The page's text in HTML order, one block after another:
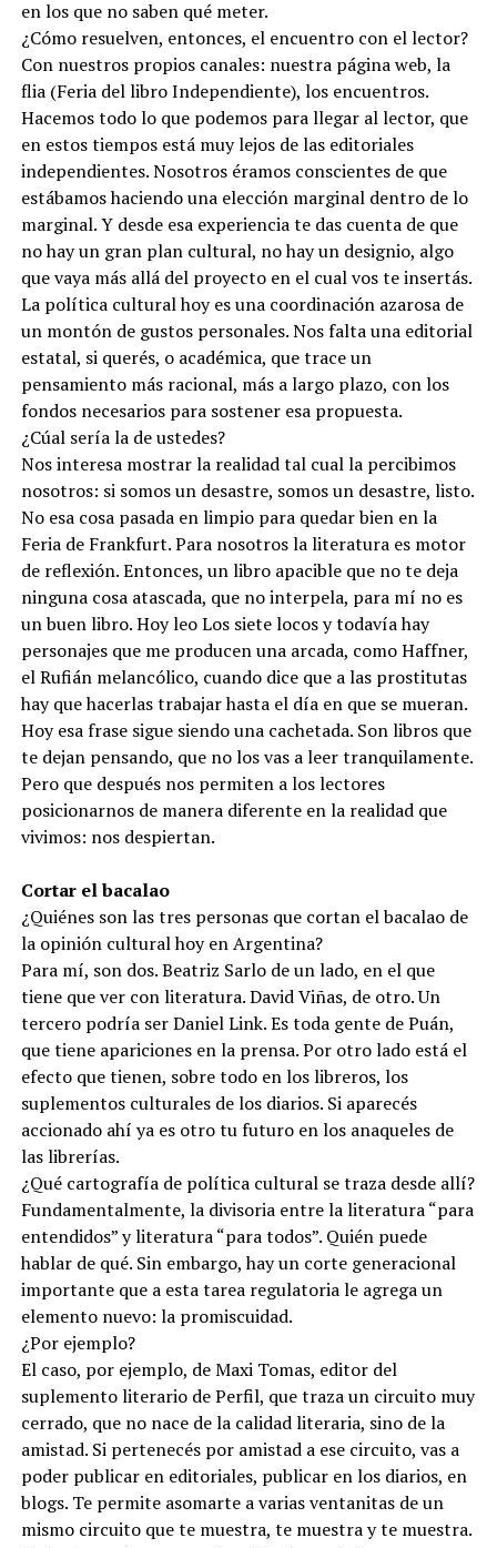
en los que no saben qué meter.
¿Cómo resuelven, entonces, el encuentro con el lector?
Con nuestros propios canales: nuestra página web, la
flia (Feria del libro Independiente), los encuentros.
Hacemos todo lo que podemos para llegar al lector, que
en estos tiempos está muy lejos de las editoriales
independientes. Nosotros éramos conscientes de que
estábamos haciendo una elección marginal dentro de lo
marginal. Y desde esa experiencia te das cuenta de que
no hay un gran plan cultural, no hay un designio, algo
que vaya más allá del proyecto en el cual vos te insertás.
La política cultural hoy es una coordinación azarosa de
un montón de gustos personales. Nos falta una editorial
estatal, si querés, o académica, que trace un
pensamiento más racional, más a largo plazo, con los
fondos necesarios para sostener esa propuesta.
¿Cúal sería la de ustedes?
Nos interesa mostrar la realidad tal cual la percibimos
nosotros: si somos un desastre, somos un desastre, listo.
No esa cosa pasada en limpio para quedar bien en la
Feria de Frankfurt. Para nosotros la literatura es motor
de reflexión. Entonces, un libro apacible que no te deja
ninguna cosa atascada, que no interpela, para mí no es
un buen libro. Hoy leo Los siete locos y todavía hay
personajes que me producen una arcada, como Haffner,
el Rufián melancólico, cuando dice que a las prostitutas
hay que hacerlas trabajar hasta el día en que se mueran.
Hoy esa frase sigue siendo una cachetada. Son libros que
te dejan pensando, que no los vas a leer tranquilamente.
Pero que después nos permiten a los lectores
posicionarnos de manera diferente en la realidad que
vivimos: nos despiertan.
Cortar el bacalao
¿Quiénes son las tres personas que cortan el bacalao de
la opinión cultural hoy en Argentina?
Para mí, son dos. Beatriz Sarlo de un lado, en el que
tiene que ver con literatura. David Viñas, de otro. Un
tercero podría ser Daniel Link. Es toda gente de Puán,
que tiene apariciones en la prensa. Por otro lado está el
efecto que tienen, sobre todo en los libreros, los
suplementos culturales de los diarios. Si aparecés
accionado ahí ya es otro tu futuro en los anaqueles de
las librerías.
¿Qué cartografía de política cultural se traza desde allí?
Fundamentalmente, la divisoria entre la literatura “para
entendidos” y literatura “para todos”. Quién puede
hablar de qué. Sin embargo, hay un corte generacional
importante que a esta tarea regulatoria le agrega un
elemento nuevo: la promiscuidad.
¿Por ejemplo?
El caso, por ejemplo, de Maxi Tomas, editor del
suplemento literario de Perfil, que traza un circuito muy
cerrado, que no nace de la calidad literaria, sino de la
amistad. Si pertenecés por amistad a ese circuito, vas a
poder publicar en editoriales, publicar en los diarios, en
blogs. Te permite asomarte a varias ventanitas de un
mismo circuito que te muestra, te muestra y te muestra.